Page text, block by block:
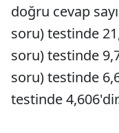
doğru cevap
soru) testinde
soru) testinde
soru) testinde
testinde